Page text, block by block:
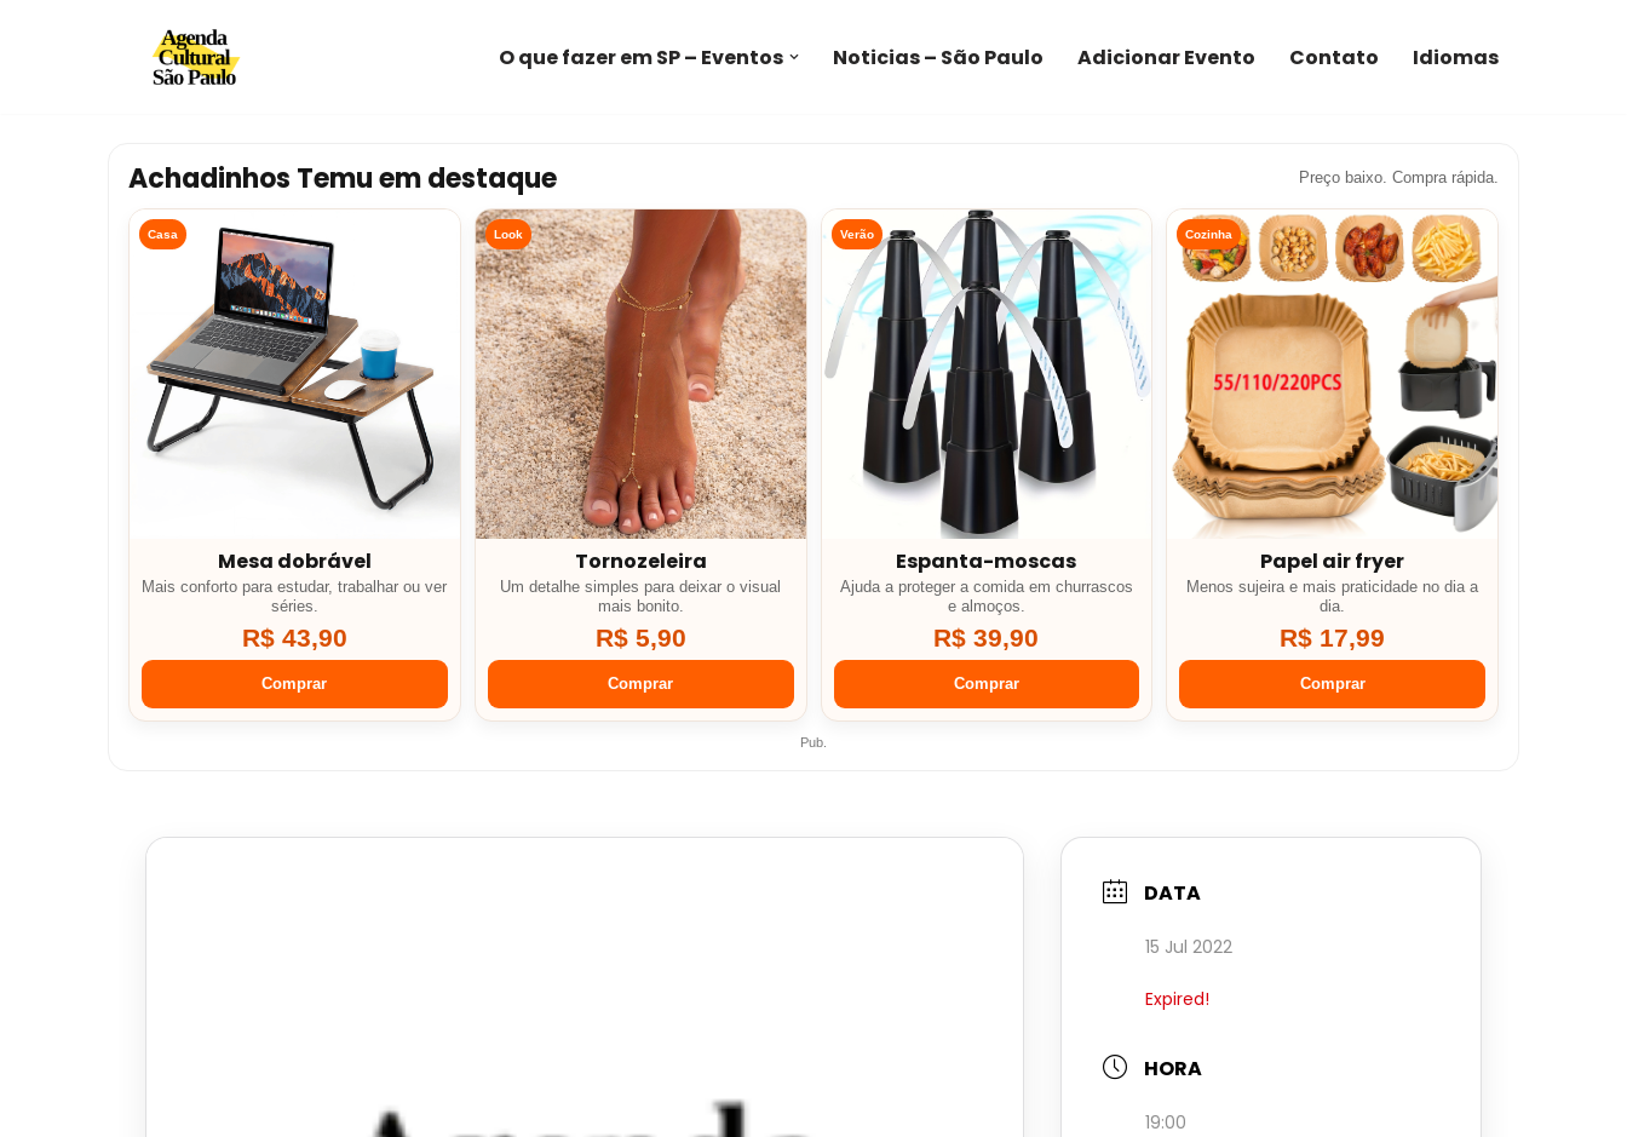
O que fazer em SP – Eventos Noticias – São Paulo Adicionar Evento Contato Idiomas
Achadinhos Temu em destaque Preço baixo. Compra rápida.
Casa
Mesa dobrável
Mais conforto para estudar, trabalhar ou ver
séries.
R$ 43,90
Comprar
Look
Tornozeleira
Um detalhe simples para deixar o visual
mais bonito.
R$ 5,90
Comprar
Verão
Espanta-moscas
Ajuda a proteger a comida em churrascos
e almoços.
R$ 39,90
Comprar
Cozinha
Papel air fryer
Menos sujeira e mais praticidade no dia a
dia.
R$ 17,99
Comprar
Pub.
DATA
15 Jul 2022
Expired!
HORA
19:00